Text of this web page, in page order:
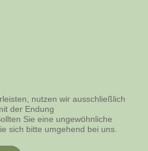
nutzen wir ausschließlich
der Endung
Sie eine ungewöhnliche
sich bitte umgehend bei uns.